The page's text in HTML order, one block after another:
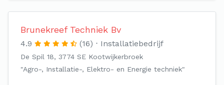
Brunekreef Techniek Bv
4.9 (16) Installatiebedrijf
De Spil 18, 3774 SE Kootwijkerbroek
"Agro-, Installatie-, Elektro- en Energie techniek"